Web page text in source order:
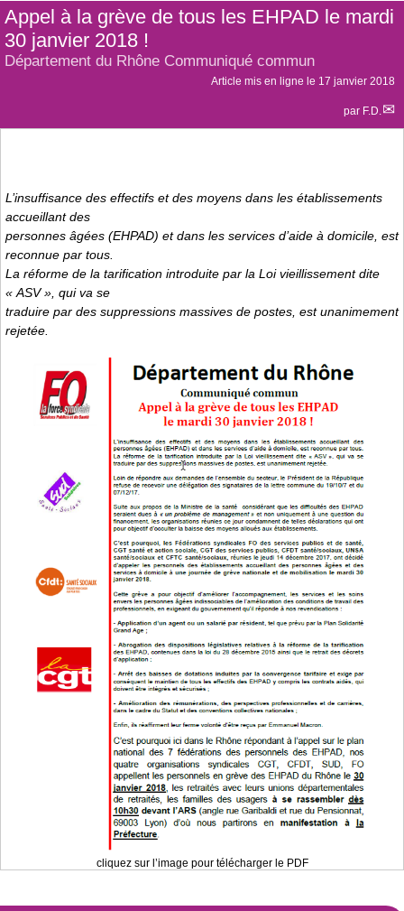
Appel à la grève de tous les EHPAD le mardi
30 janvier 2018 !
Département du Rhône Communiqué commun
Article mis en ligne le 17 janvier 2018
par F.D.
L’insuffisance des effectifs et des moyens dans les établissements
accueillant des
personnes âgées (EHPAD) et dans les services d’aide à domicile, est
reconnue par tous.
La réforme de la tarification introduite par la Loi vieillissement dite
« ASV », qui va se
traduire par des suppressions massives de postes, est unanimement
rejetée.
cliquez sur l’image pour télécharger le PDF